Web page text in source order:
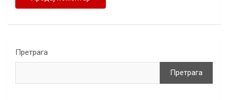
Претрага
Претрага